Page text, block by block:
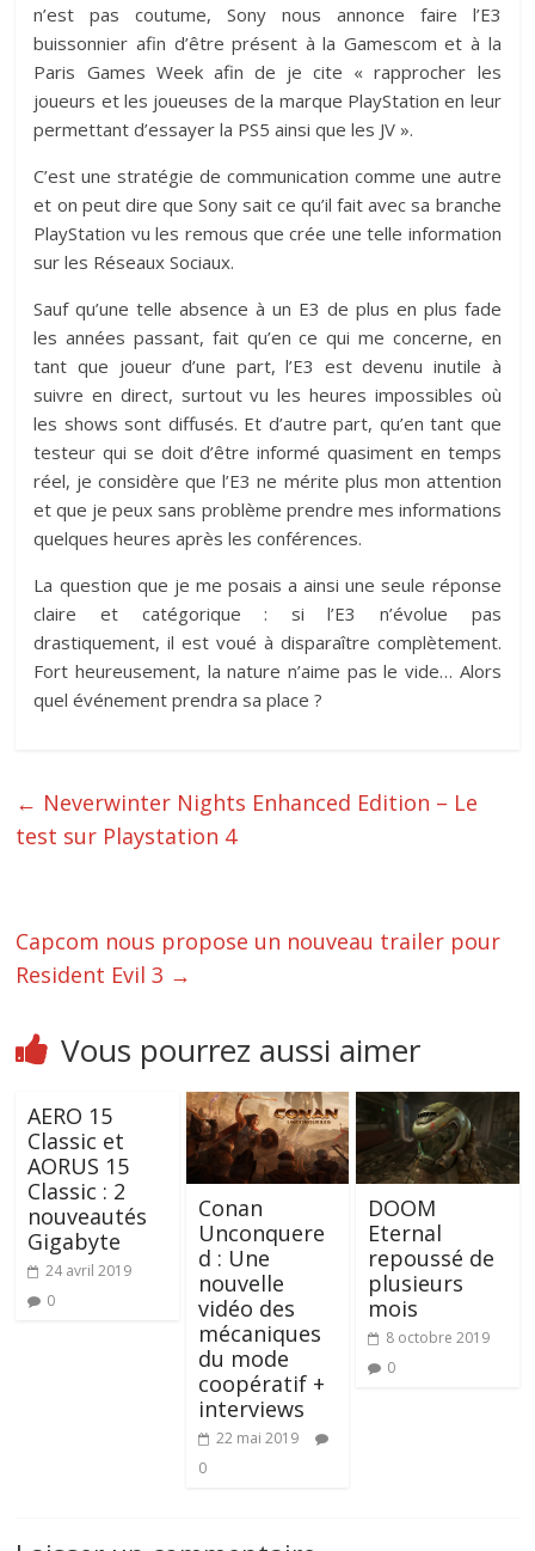
n’est pas coutume, Sony nous annonce faire l’E3
buissonnier afin d’être présent à la Gamescom et à la
Paris Games Week afin de je cite « rapprocher les
joueurs et les joueuses de la marque PlayStation en leur
permettant d’essayer la PS5 ainsi que les JV ».
C’est une stratégie de communication comme une autre
et on peut dire que Sony sait ce qu’il fait avec sa branche
PlayStation vu les remous que crée une telle information
sur les Réseaux Sociaux.
Sauf qu’une telle absence à un E3 de plus en plus fade
les années passant, fait qu’en ce qui me concerne, en
tant que joueur d’une part, l’E3 est devenu inutile à
suivre en direct, surtout vu les heures impossibles où
les shows sont diffusés. Et d’autre part, qu’en tant que
testeur qui se doit d’être informé quasiment en temps
réel, je considère que l’E3 ne mérite plus mon attention
et que je peux sans problème prendre mes informations
quelques heures après les conférences.
La question que je me posais a ainsi une seule réponse
claire et catégorique : si l’E3 n’évolue pas
drastiquement, il est voué à disparaître complètement.
Fort heureusement, la nature n’aime pas le vide… Alors
quel événement prendra sa place ?
← Neverwinter Nights Enhanced Edition – Le
test sur Playstation 4
Capcom nous propose un nouveau trailer pour
Resident Evil 3 →
Vous pourrez aussi aimer
AERO 15
Classic et
AORUS 15
Classic : 2
nouveautés
Gigabyte
24 avril 2019
0
Conan
Unconquere
d : Une
nouvelle
vidéo des
mécaniques
du mode
coopératif +
interviews
22 mai 2019
0
DOOM
Eternal
repoussé de
plusieurs
mois
8 octobre 2019
0